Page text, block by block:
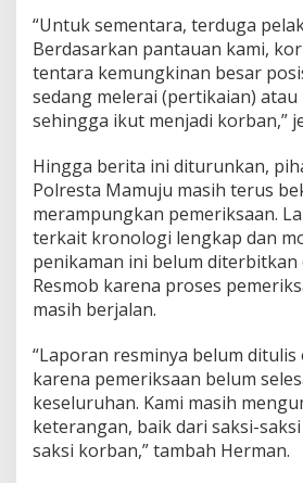
u
k
a
T
N
“Untuk sementara, terduga
Berdasarkan pantauan kami,
tentara kemungkinan besar
sedang melerai (pertikaian) atau
sehingga ikut menjadi korban,”
Hingga berita ini diturunkan,
Polresta Mamuju masih terus
merampungkan pemeriksaan.
terkait kronologi lengkap dan
penikaman ini belum
Resmob karena proses
masih berjalan.
“Laporan resminya belum ditulis
karena pemeriksaan belum
keseluruhan. Kami masih
keterangan, baik dari saksi-
saksi korban,” tambah Herman.